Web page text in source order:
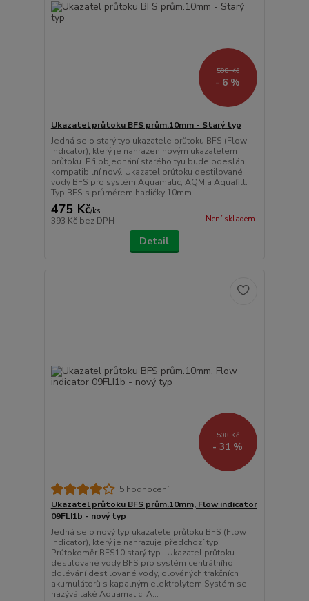
508 Kč
- 6 %
Ukazatel průtoku BFS prům.10mm - Starý typ
Jedná se o starý typ ukazatele průtoku BFS (Flow
indicator), který je nahrazen novým ukazatelem
průtoku. Při objednání starého tyu bude odeslán
kompatibilní nový. Ukazatel průtoku destilované
vody BFS pro systém Aquamatic, AQM a Aquafill.
Typ BFS s průměrem hadičky 10mm
475 Kč/ks
393 Kč bez DPH Není skladem
Detail
508 Kč
- 31 %
5 hodnocení
Ukazatel průtoku BFS prům.10mm, Flow indicator
09FLI1b - nový typ
Jedná se o nový typ ukazatele průtoku BFS (Flow
indicator), který je nahrazuje předchozí typ
Průtokoměr BFS10 starý typ Ukazatel průtoku
destilované vody BFS pro systém centrálního
dolévání destilované vody, olověných trakčních
akumulátorů s kapalným elektrolytem.Systém se
nazývá také Aquamatic, A...